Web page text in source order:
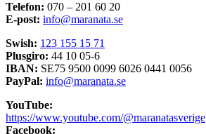
Telefon: 070 – 201 60 20
E-post: info@maranata.se
Swish: 123 155 15 71
Plusgiro: 44 10 05-6
IBAN: SE75 9500 0099 6026 0441 0056
PayPal: info@maranata.se
YouTube:
https://www.youtube.com/@maranatasverige
Facebook: